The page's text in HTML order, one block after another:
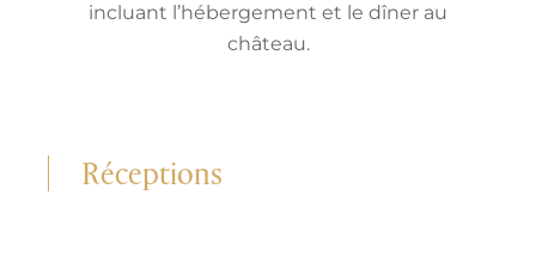
incluant l’hébergement et le dîner au
château.
Réceptions